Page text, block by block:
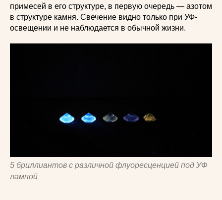
примесей в его структуре, в первую очередь — азотом
в структуре камня. Свечение видно только при УФ-
освещении и не наблюдается в обычной жизни.
5 бриллиантов с различной флуоресценцией под УФ
лампой